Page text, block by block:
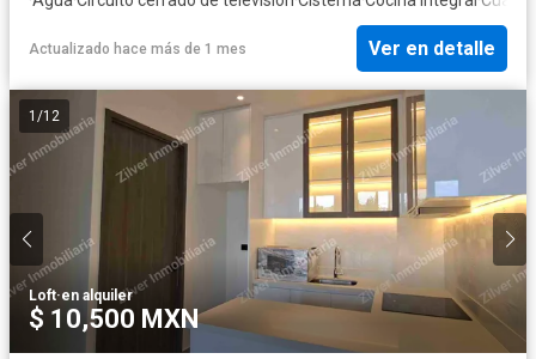
Actualizado hace más de 1 mes Ver en detalle
1 /12
Loft·en alquiler
$ 10,500 MXN